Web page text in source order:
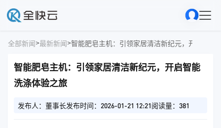
全部新闻>最新新闻>智能肥皂主机：引领家居清洁新纪元，开启智能
智能肥皂主机：引领家居清洁新纪元，开启智能
洗涤体验之旅
发布人：董事长发布时间：2026-01-21 12:21阅读量：381